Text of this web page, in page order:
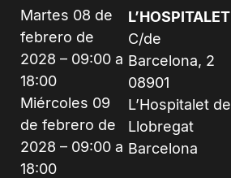
Martes 08 de
febrero de
2028 – 09:00 a
18:00
Miércoles 09
de febrero de
2028 – 09:00 a
18:00
L’HOSPITALET
C/de
Barcelona, 2
08901
L’Hospitalet de
Llobregat
Barcelona